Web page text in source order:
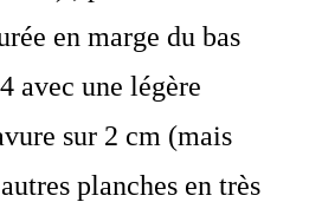
en marge du bas
avec une légère
sur 2 cm (mais
planches en très